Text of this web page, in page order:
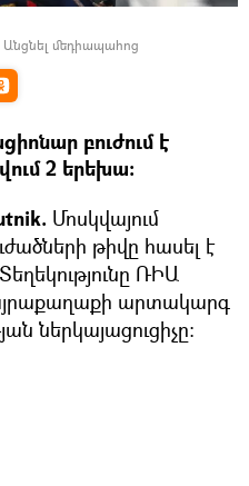
Անցնել մեդիապահոց
բուժում է
2 երեխա։
Մոսկվայում
թիվը հասել է
ՌԻԱ
արտակարգ
ներկայացուցիչը։